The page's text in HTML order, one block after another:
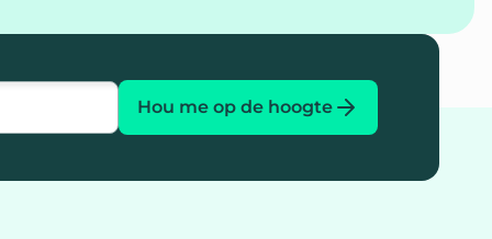
Hou me op de hoogte